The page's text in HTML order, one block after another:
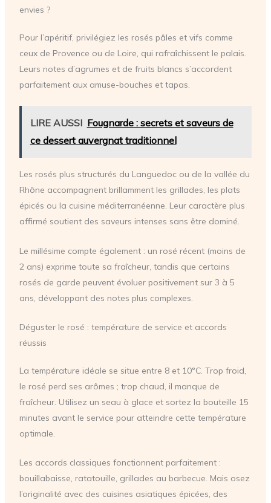
envies ?
Pour l’apéritif, privilégiez les rosés pâles et vifs comme
ceux de Provence ou de Loire, qui rafraîchissent le palais.
Leurs notes d’agrumes et de fruits blancs s’accordent
parfaitement aux amuse-bouches et tapas.
LIRE AUSSI Fougnarde : secrets et saveurs de
ce dessert auvergnat traditionnel
Les rosés plus structurés du Languedoc ou de la vallée du
Rhône accompagnent brillamment les grillades, les plats
épicés ou la cuisine méditerranéenne. Leur caractère plus
affirmé soutient des saveurs intenses sans être dominé.
Le millésime compte également : un rosé récent (moins de
2 ans) exprime toute sa fraîcheur, tandis que certains
rosés de garde peuvent évoluer positivement sur 3 à 5
ans, développant des notes plus complexes.
Déguster le rosé : température de service et accords
réussis
La température idéale se situe entre 8 et 10°C. Trop froid,
le rosé perd ses arômes ; trop chaud, il manque de
fraîcheur. Utilisez un seau à glace et sortez la bouteille 15
minutes avant le service pour atteindre cette température
optimale.
Les accords classiques fonctionnent parfaitement :
bouillabaisse, ratatouille, grillades au barbecue. Mais osez
l’originalité avec des cuisines asiatiques épicées, des